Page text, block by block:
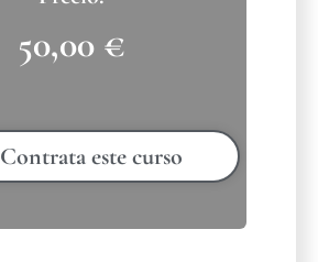
50,00 €
Contrata este curso